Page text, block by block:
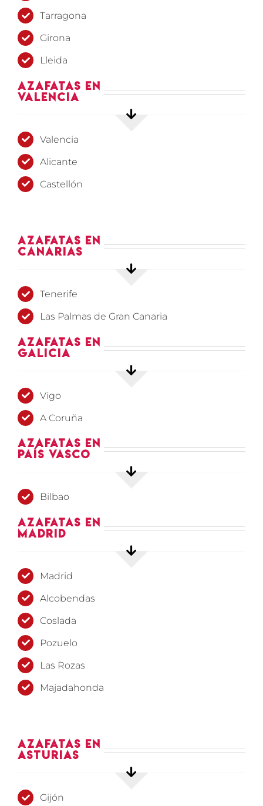
Tarragona
Girona
Lleida
Azafatas en
Valencia
Valencia
Alicante
Castellón
Azafatas en
Canarias
Tenerife
Las Palmas de Gran Canaria
Azafatas en
Galicia
Vigo
A Coruña
Azafatas en
País Vasco
Bilbao
Azafatas en
Madrid
Madrid
Alcobendas
Coslada
Pozuelo
Las Rozas
Majadahonda
Azafatas en
Asturias
Gijón